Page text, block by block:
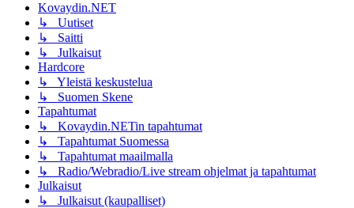
Kovaydin.NET
↳ Uutiset
↳ Saitti
↳ Julkaisut
Hardcore
↳ Yleistä keskustelua
↳ Suomen Skene
Tapahtumat
↳ Kovaydin.NETin tapahtumat
↳ Tapahtumat Suomessa
↳ Tapahtumat maailmalla
↳ Radio/Webradio/Live stream ohjelmat ja tapahtumat
Julkaisut
↳ Julkaisut (kaupalliset)